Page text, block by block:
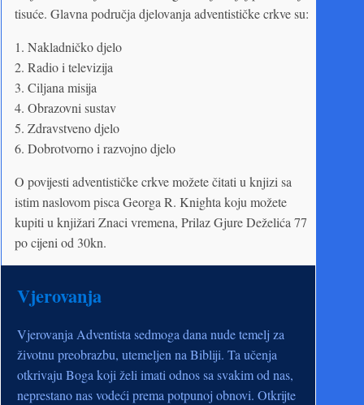
tisuće. Glavna područja djelovanja adventističke crkve su:
1. Nakladničko djelo
2. Radio i televizija
3. Ciljana misija
4. Obrazovni sustav
5. Zdravstveno djelo
6. Dobrotvorno i razvojno djelo
O povijesti adventističke crkve možete čitati u knjizi sa
istim naslovom pisca Georga R. Knighta koju možete
kupiti u knjižari Znaci vremena, Prilaz Gjure Deželića 77
po cijeni od 30kn.
Vjerovanja
Vjerovanja Adventista sedmoga dana nude temelj za
životnu preobrazbu, utemeljen na Bibliji. Ta učenja
otkrivaju Boga koji želi imati odnos sa svakim od nas,
neprestano nas vodeći prema potpunoj obnovi. Otkrijte